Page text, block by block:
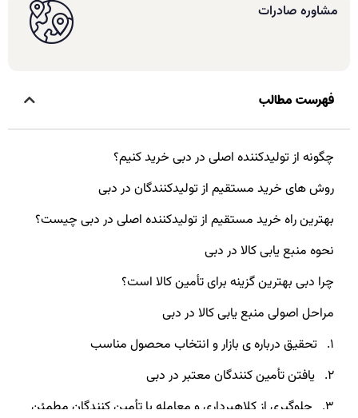
مشاوره صادرات
فهرست مطالب
چگونه از تولیدکننده اصلی در دبی خرید کنیم؟
روش های خرید مستقیم از تولیدکنندگان در دبی
بهترین راه خرید مستقیم از تولیدکننده اصلی در دبی چیست؟
نحوه منبع یابی کالا در دبی
چرا دبی بهترین گزینه برای تأمین کالا است؟
مراحل اصولی منبع یابی کالا در دبی
۱. تحقیق درباره ی بازار و انتخاب محصول مناسب
۲. یافتن تأمین کنندگان معتبر در دبی
۳. جلوگیری از کلاهبرداری و معامله با تأمین کنندگان مطمئن